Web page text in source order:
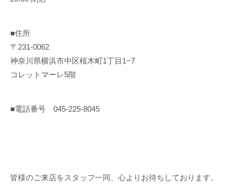
■住所
〒231-0062
神奈川県横浜市中区桜木町1丁目1−7
コレットマーレ5階
■電話番号 045-225-8045
皆様のご来店をスタッフ一同、心よりお待ちしております。